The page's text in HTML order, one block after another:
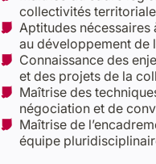
collectivités
Aptitudes
au développement de
Connaissance des
et des projets de la
Maîtrise des
négociation et de
Maîtrise de
équipe